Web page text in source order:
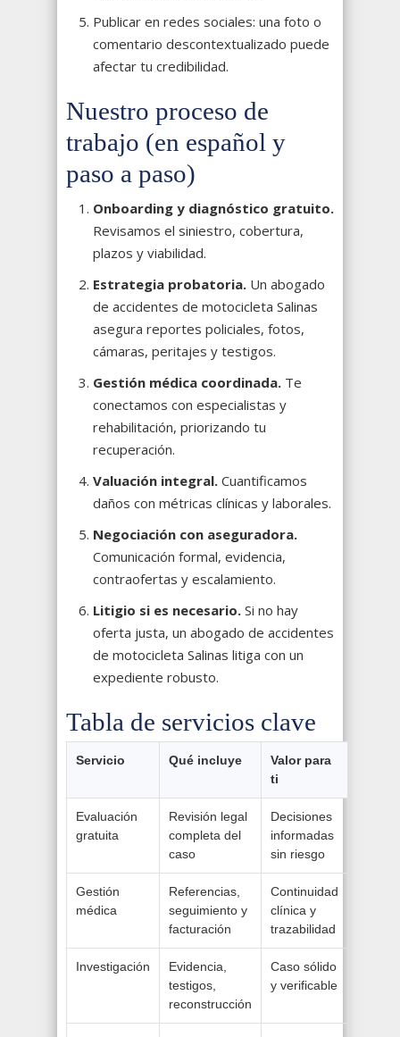
Publicar en redes sociales: una foto o
comentario descontextualizado puede
afectar tu credibilidad.
Nuestro proceso de
trabajo (en español y
paso a paso)
Onboarding y diagnóstico gratuito.
Revisamos el siniestro, cobertura,
plazos y viabilidad.
Estrategia probatoria. Un abogado
de accidentes de motocicleta Salinas
asegura reportes policiales, fotos,
cámaras, peritajes y testigos.
Gestión médica coordinada. Te
conectamos con especialistas y
rehabilitación, priorizando tu
recuperación.
Valuación integral. Cuantificamos
daños con métricas clínicas y laborales.
Negociación con aseguradora.
Comunicación formal, evidencia,
contraofertas y escalamiento.
Litigio si es necesario. Si no hay
oferta justa, un abogado de accidentes
de motocicleta Salinas litiga con un
expediente robusto.
Tabla de servicios clave
Servicio Qué incluye
Valor para
ti
Evaluación
gratuita
Revisión legal
completa del
caso
Decisiones
informadas
sin riesgo
Gestión
médica
Referencias,
seguimiento y
facturación
Continuidad
clínica y
trazabilidad
Investigación
Evidencia,
testigos,
reconstrucción
Caso sólido
y verificable